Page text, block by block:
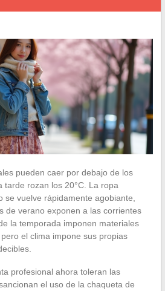
pueden caer por debajo de los
tarde rozan los 20°C. La ropa
se vuelve rápidamente agobiante,
de verano exponen a las corrientes
la temporada imponen materiales
el clima impone sus propias
profesional ahora toleran las
el uso de la chaqueta de